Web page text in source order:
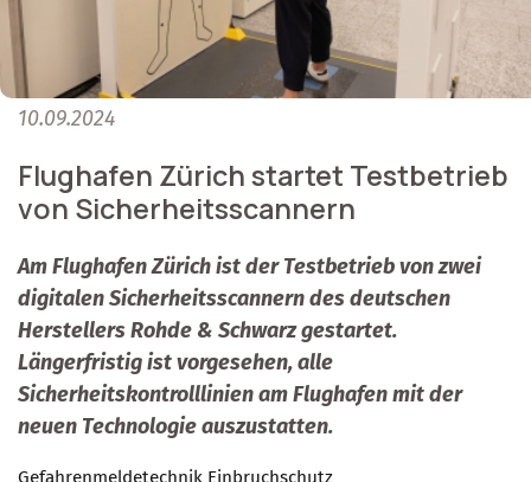
10.09.2024
Flughafen Zürich startet Testbetrieb
von Sicherheitsscannern
Am Flughafen Zürich ist der Testbetrieb von zwei
digitalen Sicherheitsscannern des deutschen
Herstellers Rohde & Schwarz gestartet.
Längerfristig ist vorgesehen, alle
Sicherheitskontrolllinien am Flughafen mit der
neuen Technologie auszustatten.
Gefahrenmeldetechnik Einbruchschutz